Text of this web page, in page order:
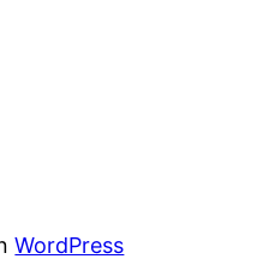
WordPress